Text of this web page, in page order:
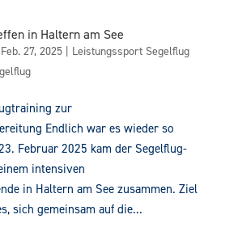
in Haltern am See
Feb. 27, 2025| Leistungssport Segelflug
zur
Endlich war es wieder so
Februar 2025 kam der Segelflug-
intensiven
in Haltern am See zusammen. Ziel
sich gemeinsam auf die...